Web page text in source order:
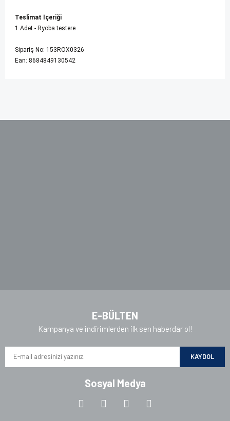
Teslimat İçeriği
1 Adet - Ryoba testere
Sipariş No: 153ROX0326
Ean: 8684849130542
E-BÜLTEN
Kampanya ve indirimlerden ilk sen haberdar ol!
KAYDOL
Sosyal Medya